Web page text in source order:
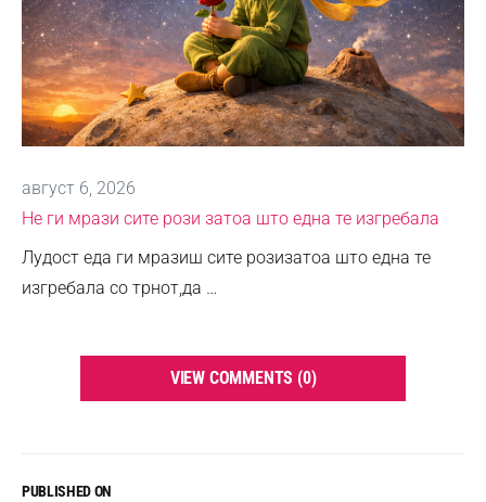
PUBLISHED ON
август 6, 2026
Не ги мрази сите рози затоа што една те изгребала
Лудост еда ги мразиш сите розизатоа што една те
изгребала со трнот,да …
VIEW COMMENTS (0)